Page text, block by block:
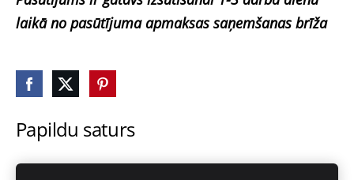
Papildu saturs
Šeit var ievadīt papildus saturu. Ja papildus satura
laikā no pasūtījuma apmaksas saņemšanas brīža